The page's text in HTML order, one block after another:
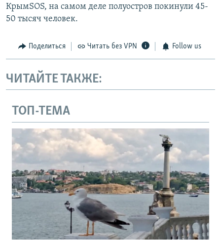
КрымSOS, на самом деле полуостров покинули 45-
50 тысяч человек.
Поделиться Читать без VPN Follow us
ЧИТАЙТЕ ТАКЖЕ:
ТОП-ТЕМА